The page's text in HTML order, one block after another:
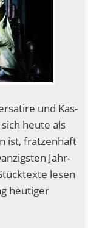
und Kas­
heu­te als
ist, frat­zen­haft
Jahr­
lesen
heu­ti­ger